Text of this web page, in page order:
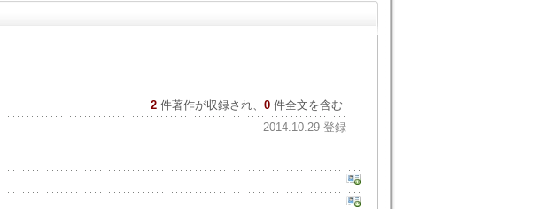
2 件著作が収録され、 0件全文を含む
2014.10.29 登録